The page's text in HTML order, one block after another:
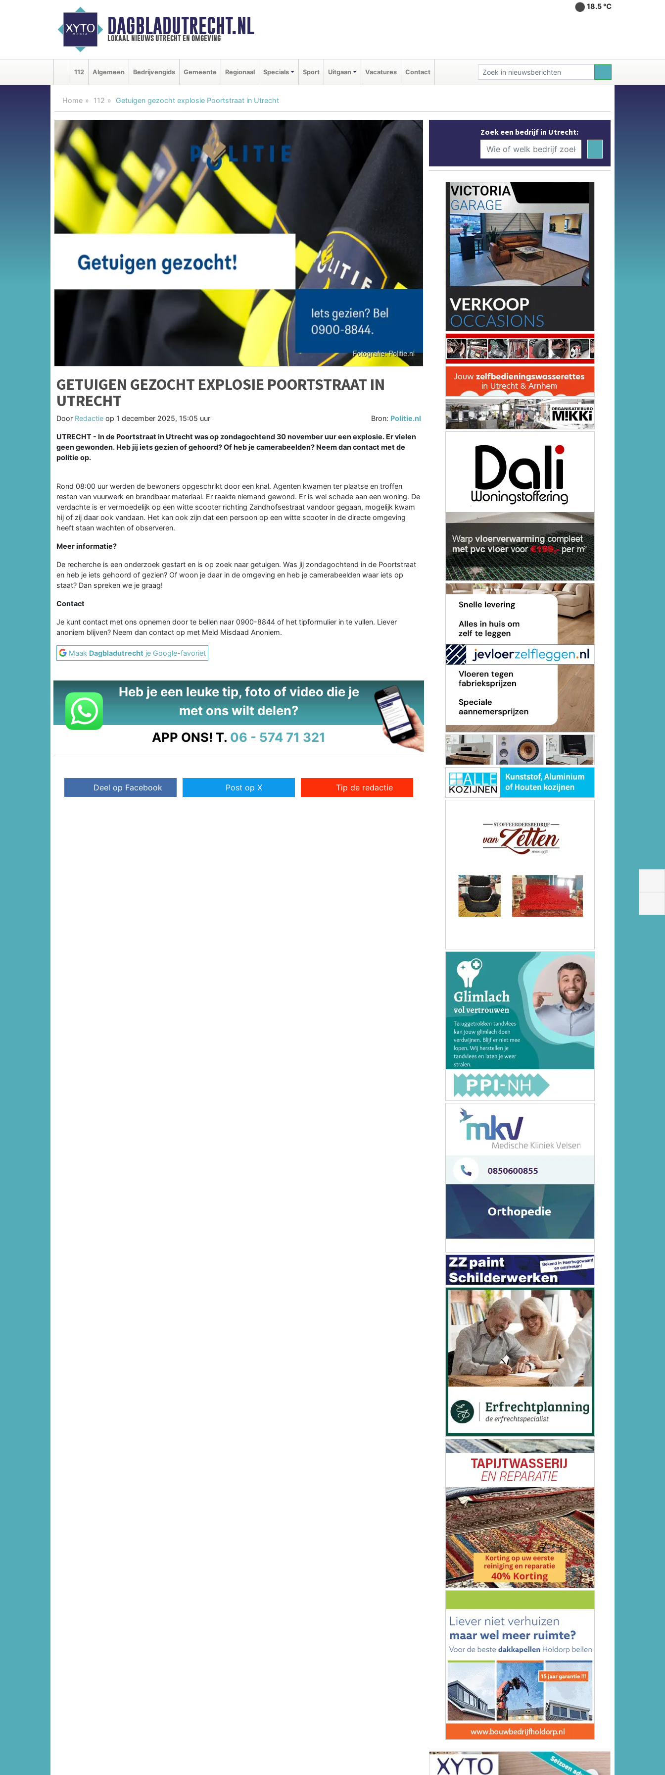
DAGBLADUTRECHT.NL
lokaal nieuws utrecht en omgeving
18.5 ℃
112 Algemeen Bedrijvengids Gemeente Regionaal Specials Sport Uitgaan Vacatures Contact
Home 112 Getuigen gezocht explosie Poortstraat in Utrecht
GETUIGEN GEZOCHT EXPLOSIE POORTSTRAAT IN
UTRECHT
Door Redactie op 1 december 2025, 15:05 uur Bron: Politie.nl
UTRECHT - In de Poortstraat in Utrecht was op zondagochtend 30 november uur een explosie. Er vielen
geen gewonden. Heb jij iets gezien of gehoord? Of heb je camerabeelden? Neem dan contact met de
politie op.
Rond 08:00 uur werden de bewoners opgeschrikt door een knal. Agenten kwamen ter plaatse en troffen
resten van vuurwerk en brandbaar materiaal. Er raakte niemand gewond. Er is wel schade aan een woning. De
verdachte is er vermoedelijk op een witte scooter richting Zandhofsestraat vandoor gegaan, mogelijk kwam
hij of zij daar ook vandaan. Het kan ook zijn dat een persoon op een witte scooter in de directe omgeving
heeft staan wachten of observeren.
Meer informatie?
De recherche is een onderzoek gestart en is op zoek naar getuigen. Was jij zondagochtend in de Poortstraat
en heb je iets gehoord of gezien? Of woon je daar in de omgeving en heb je camerabeelden waar iets op
staat? Dan spreken we je graag!
Contact
Je kunt contact met ons opnemen door te bellen naar 0900-8844 of het tipformulier in te vullen. Liever
anoniem blijven? Neem dan contact op met Meld Misdaad Anoniem.
Maak Dagbladutrecht je Google-favoriet
Heb je een leuke tip, foto of video die je
met ons wilt delen?
APP ONS! T. 06 - 574 71 321
Deel op Facebook Post op X Tip de redactie
Zoek een bedrijf in Utrecht: